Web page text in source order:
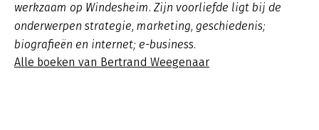
werkzaam op Windesheim. Zijn voorliefde ligt bij de
onderwerpen strategie, marketing, geschiedenis;
biografieën en internet; e-business.
Alle boeken van Bertrand Weegenaar